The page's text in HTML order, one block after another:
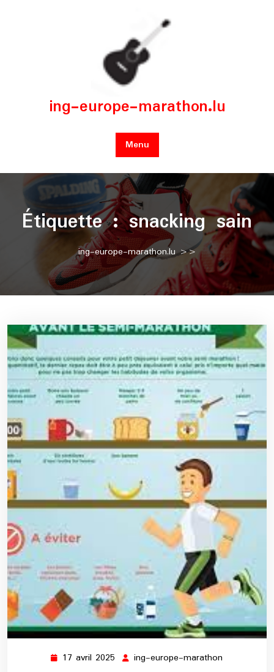
ing-europe-marathon.lu
Menu
Étiquette :snacking sain
ing-europe-marathon.lu>>
17 avril 2025 17
ing-europe-marathon